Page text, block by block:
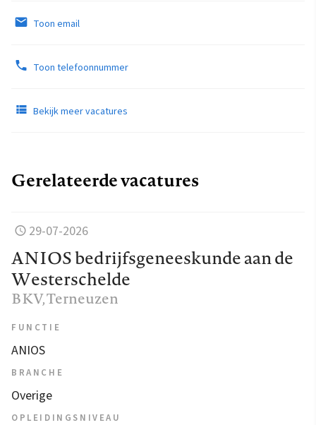
Toon email
Toon telefoonnummer
Bekijk meer vacatures
Gerelateerde vacatures
29-07-2026
ANIOS bedrijfsgeneeskunde aan de
Westerschelde
BKV, Terneuzen
FUNCTIE
ANIOS
BRANCHE
Overige
OPLEIDINGSNIVEAU